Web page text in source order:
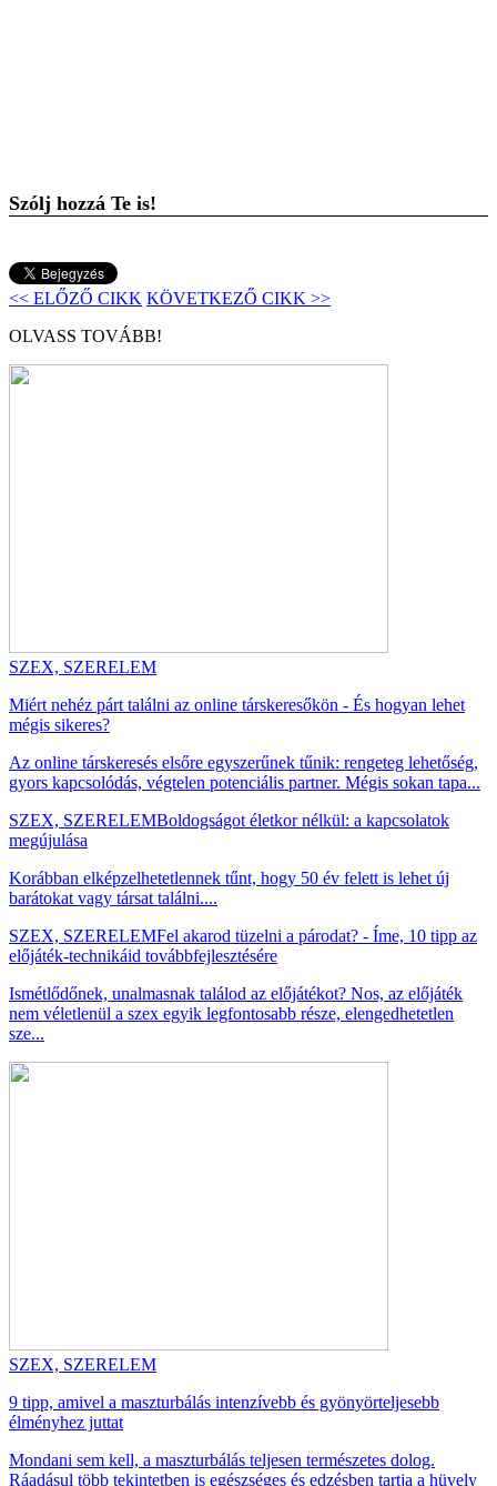
Szólj hozzá Te is!
<< ELŐZŐ CIKK KÖVETKEZŐ CIKK >>
OLVASS TOVÁBB!
SZEX, SZERELEM
Miért nehéz párt találni az online társkeresőkön - És hogyan lehet
mégis sikeres?
Az online társkeresés elsőre egyszerűnek tűnik: rengeteg lehetőség,
gyors kapcsolódás, végtelen potenciális partner. Mégis sokan tapa...
SZEX, SZERELEMBoldogságot életkor nélkül: a kapcsolatok
megújulása
Korábban elképzelhetetlennek tűnt, hogy 50 év felett is lehet új
barátokat vagy társat találni....
SZEX, SZERELEMFel akarod tüzelni a párodat? - Íme, 10 tipp az
előjáték-technikáid továbbfejlesztésére
Ismétlődőnek, unalmasnak találod az előjátékot? Nos, az előjáték
nem véletlenül a szex egyik legfontosabb része, elengedhetetlen
sze...
SZEX, SZERELEM
9 tipp, amivel a maszturbálás intenzívebb és gyönyörteljesebb
élményhez juttat
Mondani sem kell, a maszturbálás teljesen természetes dolog.
Ráadásul több tekintetben is egészséges és edzésben tartja a hüvely